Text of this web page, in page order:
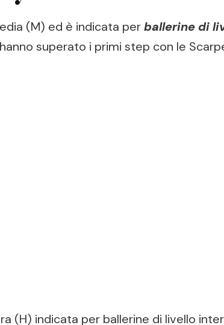
(M) ed è indicata perballerine di
superato i primi step con le
(H) indicata per ballerine di livello